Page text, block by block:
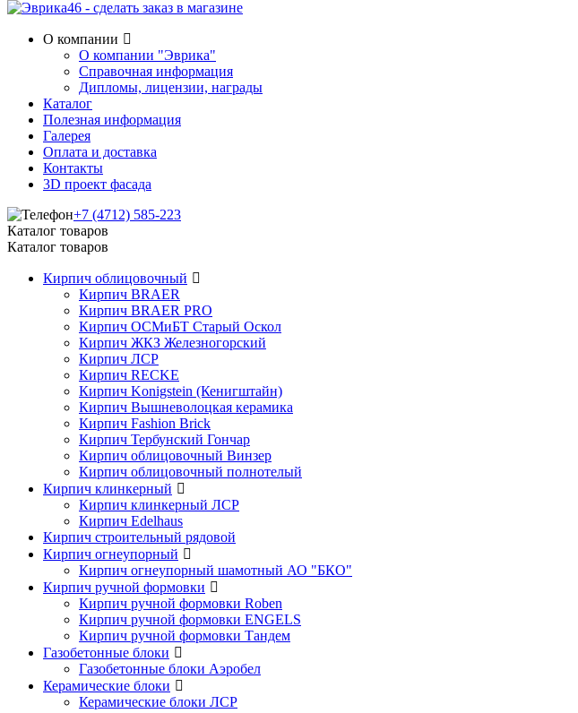
О компании
О компании "Эврика"
Справочная информация
Дипломы, лицензии, награды
Каталог
Полезная информация
Галерея
Оплата и доставка
Контакты
3D проект фасада
+7 (4712) 585-223
Каталог товаров
Каталог товаров
Кирпич облицовочный
Кирпич BRAER
Кирпич BRAER PRO
Кирпич ОСМиБТ Старый Оскол
Кирпич ЖКЗ Железногорский
Кирпич ЛСР
Кирпич RECKE
Кирпич Konigstein (Кенигштайн)
Кирпич Вышневолоцкая керамика
Кирпич Fashion Brick
Кирпич Тербунский Гончар
Кирпич облицовочный Винзер
Кирпич облицовочный полнотелый
Кирпич клинкерный
Кирпич клинкерный ЛСР
Кирпич Edelhaus
Кирпич строительный рядовой
Кирпич огнеупорный
Кирпич огнеупорный шамотный АО "БКО"
Кирпич ручной формовки
Кирпич ручной формовки Roben
Кирпич ручной формовки ENGELS
Кирпич ручной формовки Тандем
Газобетонные блоки
Газобетонные блоки Аэробел
Керамические блоки
Керамические блоки ЛСР